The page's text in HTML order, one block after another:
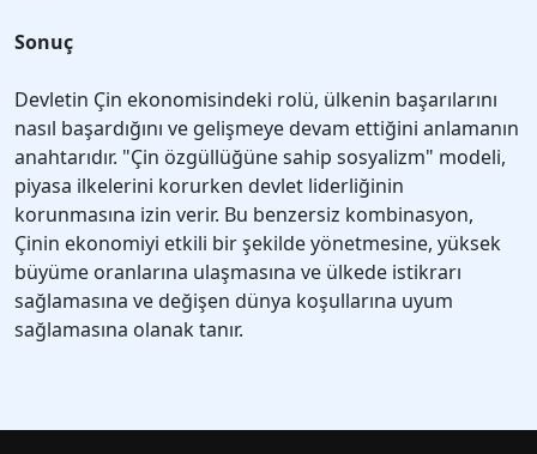
Sonuç
Devletin Çin ekonomisindeki rolü, ülkenin başarılarını
nasıl başardığını ve gelişmeye devam ettiğini anlamanın
anahtarıdır. "Çin özgüllüğüne sahip sosyalizm" modeli,
piyasa ilkelerini korurken devlet liderliğinin
korunmasına izin verir. Bu benzersiz kombinasyon,
Çinin ekonomiyi etkili bir şekilde yönetmesine, yüksek
büyüme oranlarına ulaşmasına ve ülkede istikrarı
sağlamasına ve değişen dünya koşullarına uyum
sağlamasına olanak tanır.